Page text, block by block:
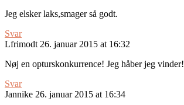
Jeg elsker laks,smager så godt.
Svar
Lfrimodt 26. januar 2015 at 16:32
Nøj en opturskonkurrence! Jeg håber jeg vinder!
Svar
Jannike 26. januar 2015 at 16:34